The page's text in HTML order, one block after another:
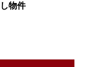
物件